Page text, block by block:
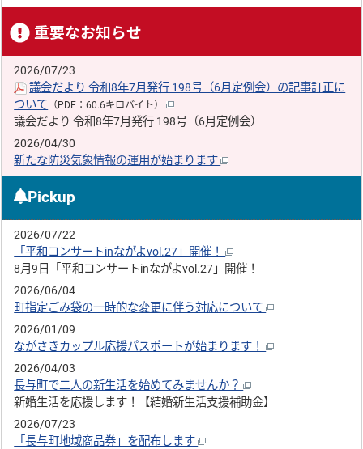
重要なお知らせ
2026/07/23
議会だより 令和8年7月発行 198号（6月定例会）の記事訂正に
ついて （PDF：60.6キロバイト）
議会だより 令和8年7月発行 198号（6月定例会）
2026/04/30
新たな防災気象情報の運用が始まります
Pickup
2026/07/22
「平和コンサートinながよvol.27」開催！
8月9日「平和コンサートinながよvol.27」開催！
2026/06/04
町指定ごみ袋の一時的な変更に伴う対応について
2026/01/09
ながさきカップル応援パスポートが始まります！
2026/04/03
長与町で二人の新生活を始めてみませんか？
新婚生活を応援します！【結婚新生活支援補助金】
2026/07/23
「長与町地域商品券」を配布します